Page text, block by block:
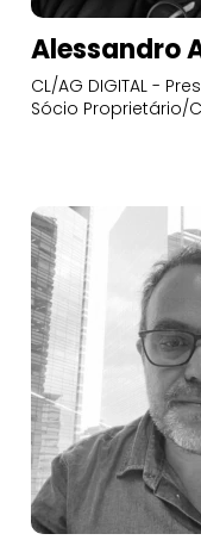
Alessandro
CL/AG DIGITAL -
Sócio Proprietário/